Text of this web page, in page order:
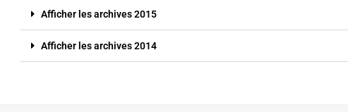
Afficher les archives 2015
Afficher les archives 2014